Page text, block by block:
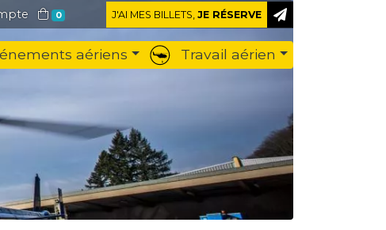
0 J'AI MES BILLETS,JE RÉSERVE
aériens Travail aérien